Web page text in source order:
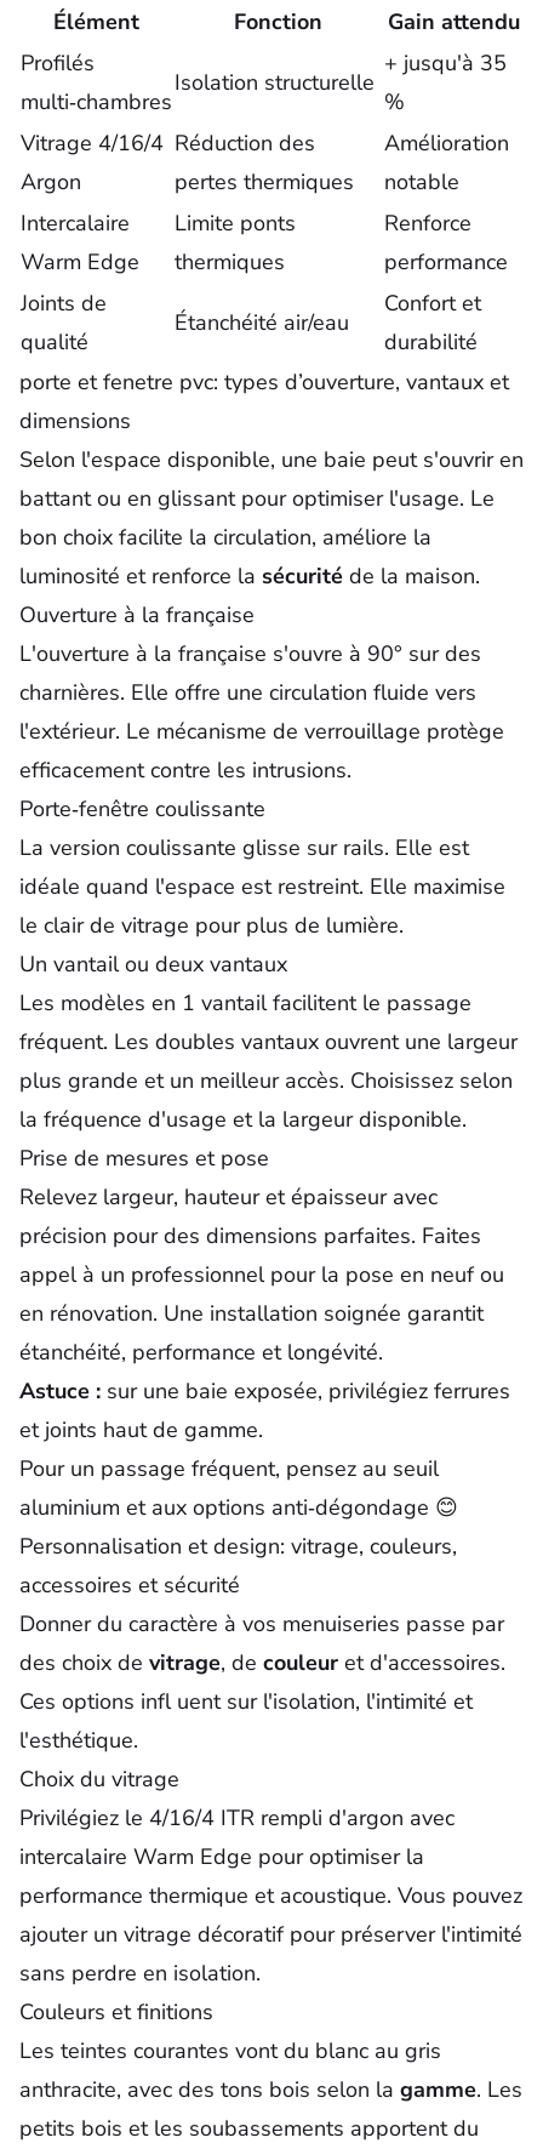
Élément
Fonction
Gain attendu
Profilés
multi‑chambres
Isolation structurelle
+ jusqu'à 35
%
Vitrage 4/16/4
Argon
Réduction des
pertes thermiques
Amélioration
notable
Intercalaire
Warm Edge
Limite ponts
thermiques
Renforce
performance
Joints de
qualité
Étanchéité air/eau
Confort et
durabilité
porte et fenetre pvc: types d’ouverture, vantaux et
dimensions
Selon l'espace disponible, une baie peut s'ouvrir en
battant ou en glissant pour optimiser l'usage. Le
bon choix facilite la circulation, améliore la
luminosité et renforce la sécurité de la maison.
Ouverture à la française
L'ouverture à la française s'ouvre à 90° sur des
charnières. Elle offre une circulation fluide vers
l'extérieur. Le mécanisme de verrouillage protège
efficacement contre les intrusions.
Porte‑fenêtre coulissante
La version coulissante glisse sur rails. Elle est
idéale quand l'espace est restreint. Elle maximise
le clair de vitrage pour plus de lumière.
Un vantail ou deux vantaux
Les modèles en 1 vantail facilitent le passage
fréquent. Les doubles vantaux ouvrent une largeur
plus grande et un meilleur accès. Choisissez selon
la fréquence d'usage et la largeur disponible.
Prise de mesures et pose
Relevez largeur, hauteur et épaisseur avec
précision pour des dimensions parfaites. Faites
appel à un professionnel pour la pose en neuf ou
en rénovation. Une installation soignée garantit
étanchéité, performance et longévité.
Astuce : sur une baie exposée, privilégiez ferrures
et joints haut de gamme.
Pour un passage fréquent, pensez au seuil
aluminium et aux options anti‑dégondage 😊
Personnalisation et design: vitrage, couleurs,
accessoires et sécurité
Donner du caractère à vos menuiseries passe par
des choix de vitrage, de couleur et d'accessoires.
Ces options infl uent sur l'isolation, l'intimité et
l'esthétique.
Choix du vitrage
Privilégiez le 4/16/4 ITR rempli d'argon avec
intercalaire Warm Edge pour optimiser la
performance thermique et acoustique. Vous pouvez
ajouter un vitrage décoratif pour préserver l'intimité
sans perdre en isolation.
Couleurs et finitions
Les teintes courantes vont du blanc au gris
anthracite, avec des tons bois selon la gamme. Les
petits bois et les soubassements apportent du